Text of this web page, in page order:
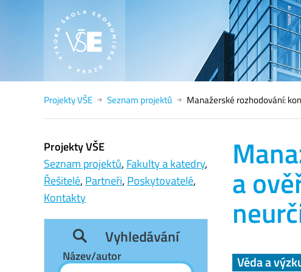
Projekty VŠE Seznam projektů Manažerské rozhodování:
a
Věda a
Projekty VŠE
Seznam projektů, Fakulty a katedry,
Řešitelé, Partneři, Poskytovatelé,
Kontakty
Vyhledávání
Název/autor